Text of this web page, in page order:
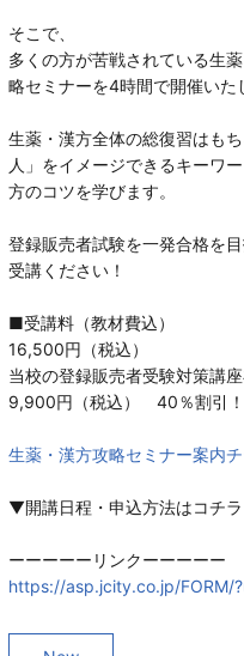
そこで、
多くの方が苦戦されている生
略セミナーを4時間で開催いた
生薬・漢方全体の総復習はも
人」をイメージできるキーワ
方のコツを学びます。
登録販売者試験を一発合格を
受講ください！
■受講料（教材費込）
16,500円（税込）
当校の登録販売者受験対策講
9,900円（税込） 40％割引！
生薬・漢方攻略セミナー案内
▼開講日程・申込方法はコチラ
ーーーーーリンクーーーーー
https://asp.jcity.co.jp/FORM/